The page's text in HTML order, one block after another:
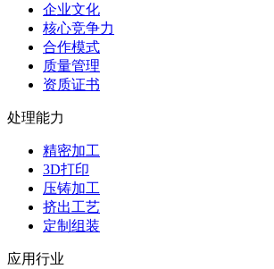
企业文化
核心竞争力
合作模式
质量管理
资质证书
处理能力
精密加工
3D打印
压铸加工
挤出工艺
定制组装
应用行业